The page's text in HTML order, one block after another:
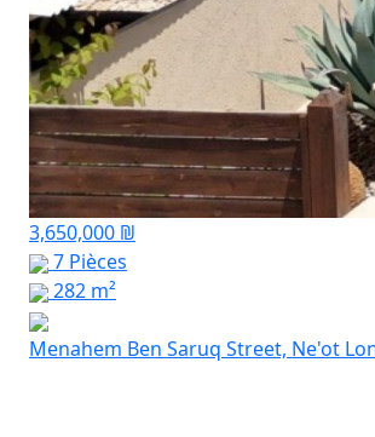
3,650,000 ₪
7 Pièces
282 m²
Menahem Ben Saruq Street, Ne'ot